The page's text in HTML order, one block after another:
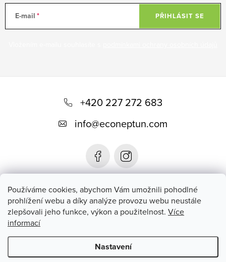
Používáme cookies, abychom Vám umožnili pohodlné
prohlížení webu a díky analýze provozu webu neustále
zlepšovali jeho funkce, výkon a použitelnost. Více
informací
Nastavení
E-mail PŘIHLÁSIT SE
í
+420 227 272 683
info@econeptun.com